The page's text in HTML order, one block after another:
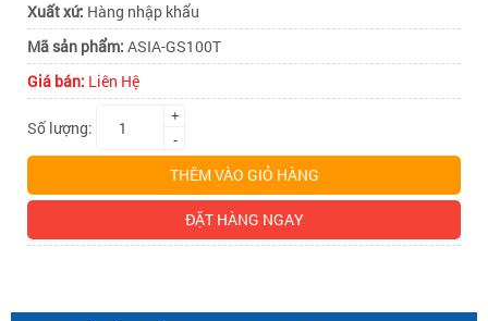
Xuất xứ: Hàng nhập khẩu
Mã sản phẩm: ASIA-GS100T
Giá bán: Liên Hệ
Số lượng:
+
-
THÊM VÀO GIỎ HÀNG
ĐẶT HÀNG NGAY